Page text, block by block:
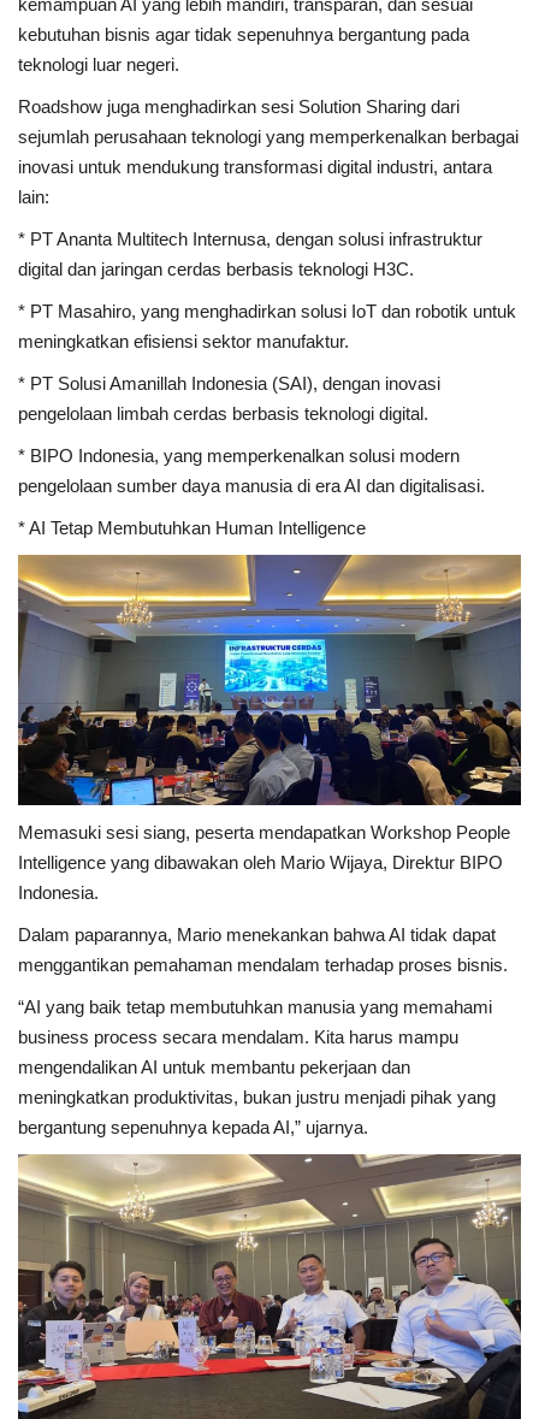
kemampuan AI yang lebih mandiri, transparan, dan sesuai
kebutuhan bisnis agar tidak sepenuhnya bergantung pada
teknologi luar negeri.
Roadshow juga menghadirkan sesi Solution Sharing dari
sejumlah perusahaan teknologi yang memperkenalkan berbagai
inovasi untuk mendukung transformasi digital industri, antara
lain:
* PT Ananta Multitech Internusa, dengan solusi infrastruktur
digital dan jaringan cerdas berbasis teknologi H3C.
* PT Masahiro, yang menghadirkan solusi IoT dan robotik untuk
meningkatkan efisiensi sektor manufaktur.
* PT Solusi Amanillah Indonesia (SAI), dengan inovasi
pengelolaan limbah cerdas berbasis teknologi digital.
* BIPO Indonesia, yang memperkenalkan solusi modern
pengelolaan sumber daya manusia di era AI dan digitalisasi.
* AI Tetap Membutuhkan Human Intelligence
Memasuki sesi siang, peserta mendapatkan Workshop People
Intelligence yang dibawakan oleh Mario Wijaya, Direktur BIPO
Indonesia.
Dalam paparannya, Mario menekankan bahwa AI tidak dapat
menggantikan pemahaman mendalam terhadap proses bisnis.
“AI yang baik tetap membutuhkan manusia yang memahami
business process secara mendalam. Kita harus mampu
mengendalikan AI untuk membantu pekerjaan dan
meningkatkan produktivitas, bukan justru menjadi pihak yang
bergantung sepenuhnya kepada AI,” ujarnya.